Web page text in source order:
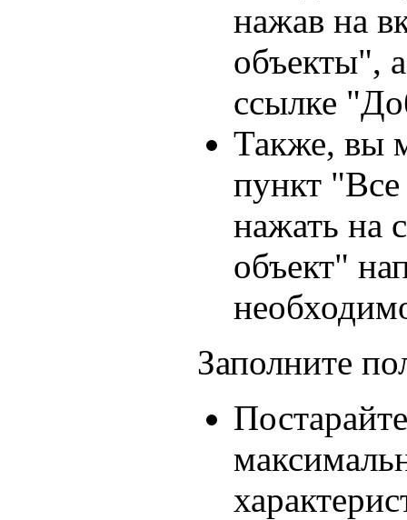
нажав на
объекты",
ссылке
Также, вы
пункт
нажать на
объект"
Заполните